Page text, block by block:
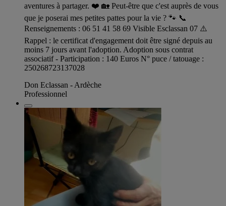
aventures à partager. ❤️ 🏡 Peut-être que c'est auprès de vous
que je poserai mes petites pattes pour la vie ? 🐾 📞
Renseignements : 06 51 41 58 69 Visible Esclassan 07 ⚠️
Rappel : le certificat d'engagement doit être signé depuis au
moins 7 jours avant l'adoption. Adoption sous contrat
associatif - Participation : 140 Euros N° puce / tatouage :
250268723137028
Don Eclassan - Ardèche
Professionnel